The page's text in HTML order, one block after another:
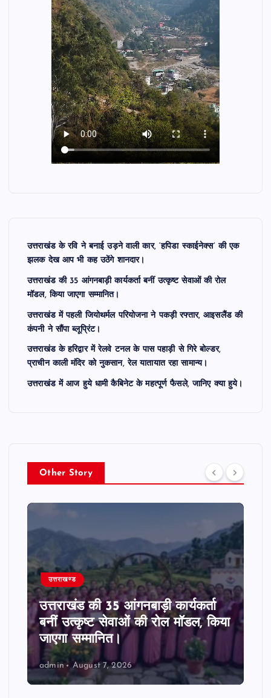
उत्तराखंड के रवि ने बनाई उड़ने वाली कार, ‘हपिडा स्काईनेक्स’ की एक
झलक देख आप भी कह उठेंगे शानदार।
उत्तराखंड की 35 आंगनबाड़ी कार्यकर्ता बनीं उत्कृष्ट सेवाओं की रोल
मॉडल, किया जाएगा सम्मानित।
उत्तराखंड में पहली जियोथर्मल परियोजना ने पकड़ी रफ्तार, आइसलैंड की
कंपनी ने सौंपा ब्लूप्रिंट।
उत्तराखंड के हरिद्वार में रेलवे टनल के पास पहाड़ी से गिरे बोल्डर,
प्राचीन काली मंदिर को नुकसान, रेल यातायात रहा सामान्य।
उत्तराखंड में आज हुये धामी कैबिनेट के महत्पूर्ण फैसले, जानिए क्या हुये।
Other Story
उत्तराखण्ड
उत्तराखंड की 35 आंगनबाड़ी कार्यकर्ता
बनीं उत्कृष्ट सेवाओं की रोल मॉडल, किया
जाएगा सम्मानित।
admin August 7, 2026